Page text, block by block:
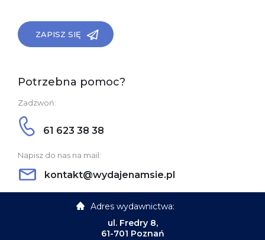
ZAPISZ SIĘ
Potrzebna pomoc?
Zadzwoń:
61 623 38 38
Napisz do nas na mail:
kontakt@wydajenamsie.pl
Adres wydawnictwa:
ul. Fredry 8,
61-701 Poznań